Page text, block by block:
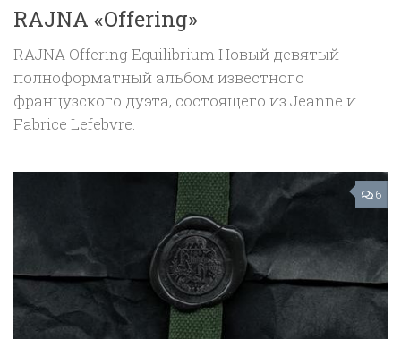
RAJNA «Offering»
RAJNA Offering Equilibrium Новый девятый
полноформатный альбом известного
французского дуэта, состоящего из Jeanne и
Fabrice Lefebvre.
6